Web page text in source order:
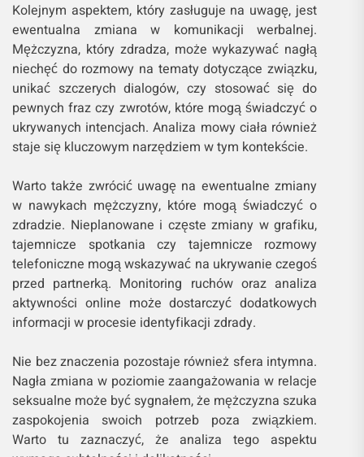
Kolejnym aspektem, który zasługuje na uwagę, jest
ewentualna zmiana w komunikacji werbalnej.
Mężczyzna, który zdradza, może wykazywać nagłą
niechęć do rozmowy na tematy dotyczące związku,
unikać szczerych dialogów, czy stosować się do
pewnych fraz czy zwrotów, które mogą świadczyć o
ukrywanych intencjach. Analiza mowy ciała również
staje się kluczowym narzędziem w tym kontekście.
Warto także zwrócić uwagę na ewentualne zmiany
w nawykach mężczyzny, które mogą świadczyć o
zdradzie. Nieplanowane i częste zmiany w grafiku,
tajemnicze spotkania czy tajemnicze rozmowy
telefoniczne mogą wskazywać na ukrywanie czegoś
przed partnerką. Monitoring ruchów oraz analiza
aktywności online może dostarczyć dodatkowych
informacji w procesie identyfikacji zdrady.
Nie bez znaczenia pozostaje również sfera intymna.
Nagła zmiana w poziomie zaangażowania w relacje
seksualne może być sygnałem, że mężczyzna szuka
zaspokojenia swoich potrzeb poza związkiem.
Warto tu zaznaczyć, że analiza tego aspektu